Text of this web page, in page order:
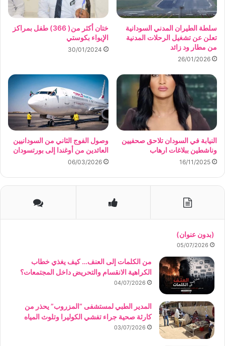
سلطة الطيران المدني السودانية
تعلن عن تشغيل الرحلات المدنية
من مطار ود زائد
26/01/2026
ختان أكثر من( 366) طفل بمراكز
الإيواء بكوستي
30/01/2024
النيابة في السودان تلاحق صحفيين
وناشطين ببلاغات ارهاب
16/11/2025
وصول الفوج الثاني من السودانيين
العائدين من أوغندا إلى بورتسودان
06/03/2026
(بدون عنوان)
05/07/2026
من الكلمات إلى العنف… كيف يغذي خطاب
الكراهية الانقسام والتحريض داخل المجتمعات؟
04/07/2026
المدير الطبي لمستشفى “المزروب” يحذر من
كارثة صحية جراء تفشي الكوليرا وتلوث المياه
03/07/2026